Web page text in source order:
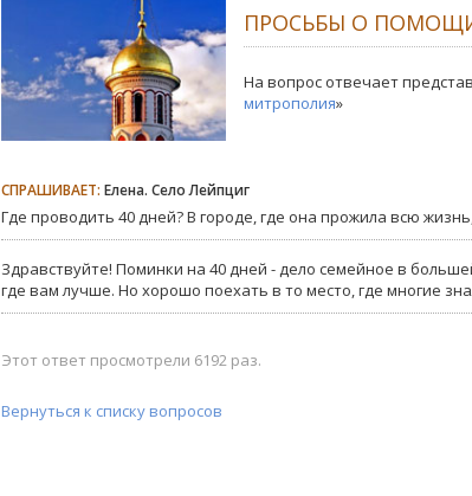
ПРОСЬБЫ О
На вопрос отвечает
митрополия»
СПРАШИВАЕТ: Елена. Село Лейпциг
Где проводить 40 дней? В городе, где она прожила всю
Здравствуйте! Поминки на 40 дней - дело семейное в
где вам лучше. Но хорошо поехать в то место, где многие
Этот ответ просмотрели 6192 раз.
Вернуться к списку вопросов